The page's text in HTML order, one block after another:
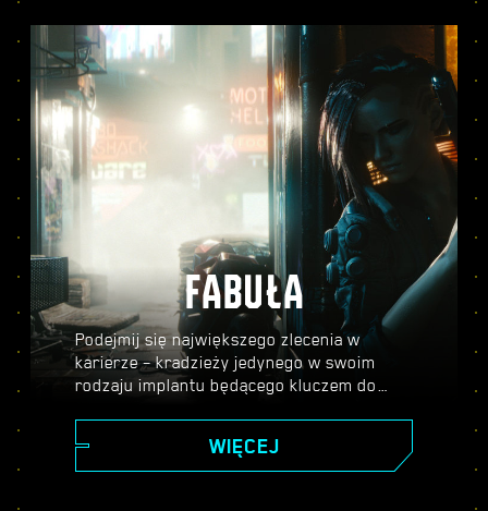
Ray Tracing Pro — i odkryj wszystko, co
Cyberpunk 2077 na PS5® Pro ma do
zaoferowania.
FABUŁA
Podejmij się największego zlecenia w
karierze – kradzieży jedynego w swoim
rodzaju implantu będącego kluczem do
historię kształtują twoje decyzje. Wykonuj
różne zadania, by piąć się po szczeblach
WIĘCEJ